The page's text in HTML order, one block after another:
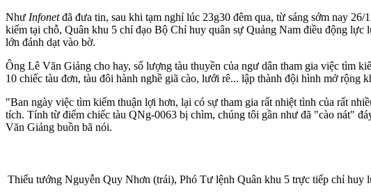
Như Infonetđã đưa tin, sau khi tạm nghỉ lúc 23g30 đêm qua, từ sáng sớm nay
kiếm tại chỗ, Quân khu 5 chỉ đạo Bộ Chỉ huy quân sự Quảng Nam điều động
lớn đánh dạt vào bờ.
Ông Lê Văn Giảng cho hay, số lượng tàu thuyền của ngư dân tham gia việc tìm
10 chiếc tàu đơn, tàu đôi hành nghề giã cào, lưới rê... lập thành đội hình mở rộng
"Ban ngày việc tìm kiếm thuận lợi hơn, lại có sự tham gia rất nhiệt tình của rất
tích. Tính từ điểm chiếc tàu QNg-0063 bị chìm, chúng tôi gần như đã "cào nát"
Văn Giảng buồn bã nói.
Thiếu tướng Nguyễn Quy Nhơn (trái), Phó Tư lệnh Quân khu 5 trực tiếp chỉ huy